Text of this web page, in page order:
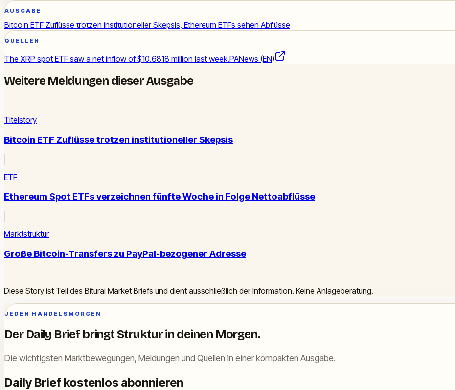
AUSGABE
Bitcoin ETF Zuflüsse trotzen institutioneller Skepsis, Ethereum ETFs sehen Abflüsse
QUELLEN
The XRP spot ETF saw a net inflow of $10.6818 million last week.PANews (EN)
Weitere Meldungen dieser Ausgabe
Titelstory
Bitcoin ETF Zuflüsse trotzen institutioneller Skepsis
ETF
Ethereum Spot ETFs verzeichnen fünfte Woche in Folge Nettoabflüsse
Marktstruktur
Große Bitcoin-Transfers zu PayPal-bezogener Adresse
Diese Story ist Teil des Biturai Market Briefs und dient ausschließlich der Information. Keine Anlageberatung.
JEDEN HANDELSMORGEN
Der Daily Brief bringt Struktur in deinen Morgen.
Die wichtigsten Marktbewegungen, Meldungen und Quellen in einer kompakten Ausgabe.
Daily Brief kostenlos abonnieren